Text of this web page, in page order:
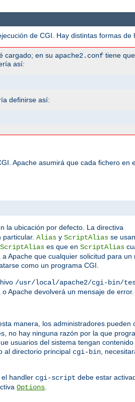
de CGI. Hay distintas formas de
cargado; en su apache2.conf tiene que
así:
definirse así:
Apache asumirá que cada fichero en
la ubicación por defecto. La directiva
particular. Alias y ScriptAlias se usan
ScriptAlias es que en ScriptAlias
Apache que cualquier solicitud para un
como un programa CGI.
/usr/local/apache2/cgi-bin/
Apache devolverá un mensaje de error.
manera, los administradores pueden
no hay ninguna razón por la que
usuarios del sistema tengan contenido
al directorio principal cgi-bin,
handler cgi-script debe estar
Options.